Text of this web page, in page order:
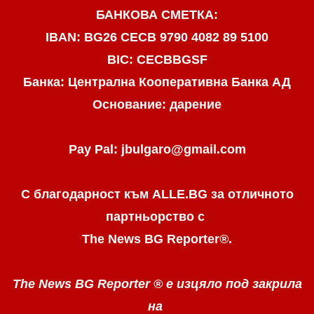
БАНКОВА СМЕТКА:
IBAN: BG26 CECB 9790 4082 89 5100
BIC: CECBBGSF
Банка: Централна Кооперативна Банка АД
Основание: дарение
Pay Pal: jbulgaro@gmail.com
С благодарност към ALLE.BG за отличното
партньорство с
The News BG Reporter®.
The News BG Reporter ® е изцяло под закрила
на